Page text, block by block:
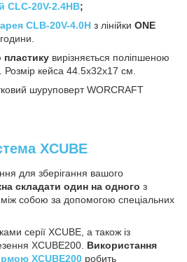
CLC-20V-2.4HB;
CLB-20V-4.0H з лінійки ONE
пластику вирізняється поліпшеною
Розмір кейса 44.5x32x17 см.
XCUBE
для зберігання вашого
складати один на одного з
між собою за допомогою спеціальних
серії XCUBE, а також із
XCUBE200. Використання
XCUBE200 робить